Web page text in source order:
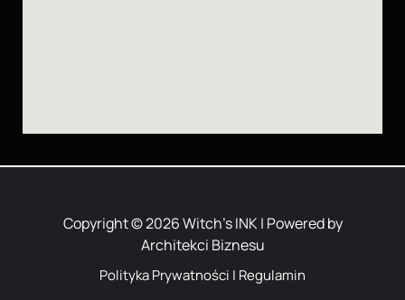
Copyright © 2026 Witch’s INK | Powered by
Architekci Biznesu
Polityka Prywatności | Regulamin